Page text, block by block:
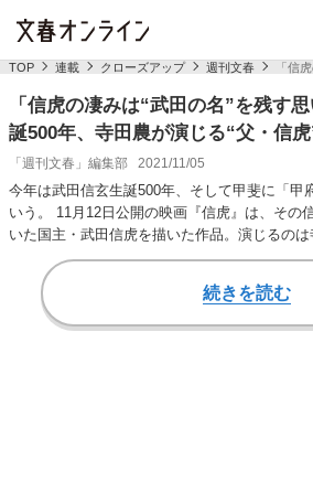
TOP 連載 クローズアップ 週刊文春 「信
「信虎の凄みは“武田の名”を残す
誕500年、寺田農が演じる“父・信
「週刊文春」編集部 2021/11/05
今年は武田信玄生誕500年、そして甲斐に「甲
いう。 11月12日公開の映画『信虎』は、その
いた国主・武田信虎を描いた作品。演じるの
信玄と…
続きを読む